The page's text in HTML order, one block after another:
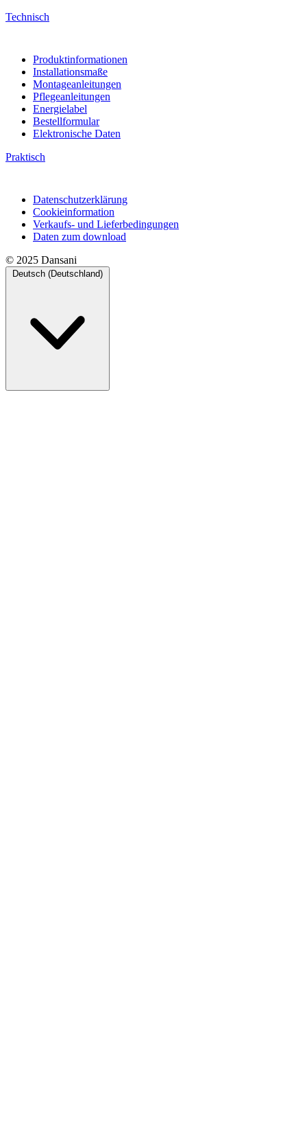
Technisch
Produktinformationen
Installationsmaße
Montageanleitungen
Pflegeanleitungen
Energielabel
Bestellformular
Elektronische Daten
Praktisch
Datenschutzerklärung
Cookieinformation
Verkaufs- und Lieferbedingungen
Daten zum download
© 2025 Dansani
Deutsch (Deutschland)